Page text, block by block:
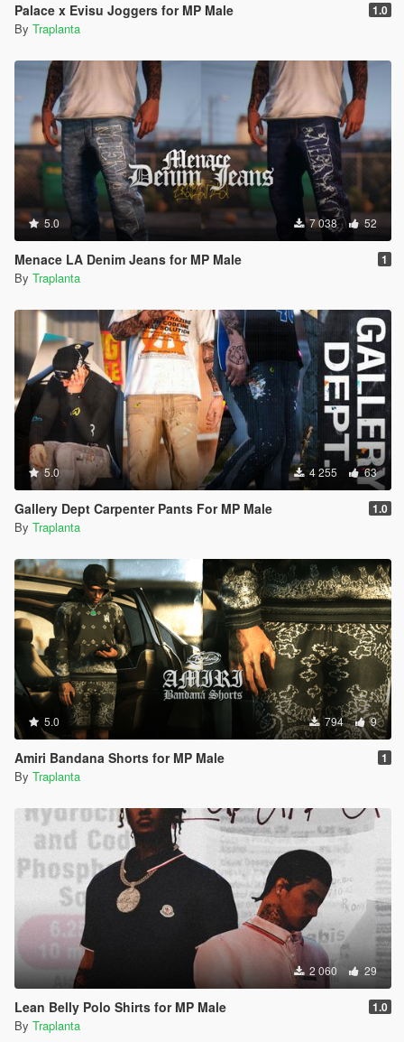
Palace x Evisu Joggers for MP Male 1.0
By Traplanta
5.0 7 038 52
Menace LA Denim Jeans for MP Male 1
By Traplanta
5.0 4 255 63
Gallery Dept Carpenter Pants For MP Male 1.0
By Traplanta
5.0 794 9
Amiri Bandana Shorts for MP Male 1
By Traplanta
2 060 29
Lean Belly Polo Shirts for MP Male 1.0
By Traplanta